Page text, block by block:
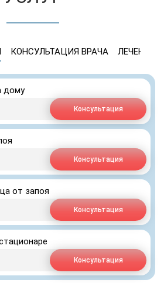
КОНСУЛЬТАЦИЯ ВРАЧА ЛЕЧЕНИЕ
дому
Консультация
Консультация
от запоя
Консультация
Консультация